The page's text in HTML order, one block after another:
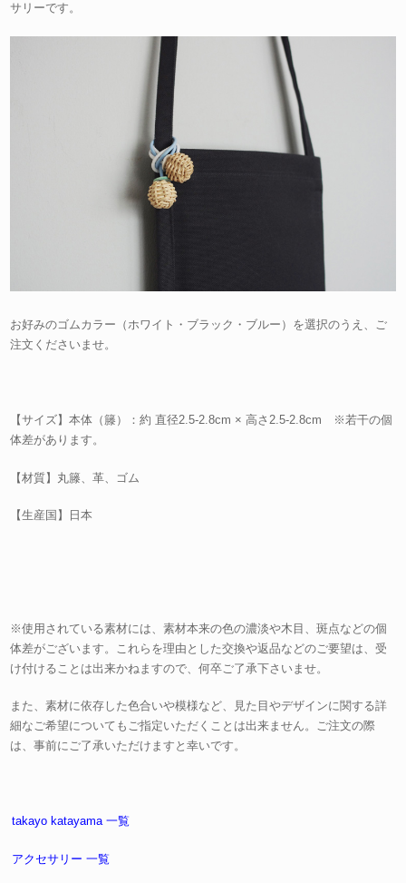
サリーです。
お好みのゴムカラー（ホワイト・ブラック・ブルー）を選択のうえ、ご
注文くださいませ。
【サイズ】本体（籐）：約 直径2.5-2.8cm × 高さ2.5-2.8cm ※若干の個
体差があります。
【材質】丸籐、革、ゴム
【生産国】日本
※使用されている素材には、素材本来の色の濃淡や木目、斑点などの個
体差がございます。これらを理由とした交換や返品などのご要望は、受
け付けることは出来かねますので、何卒ご了承下さいませ。
また、素材に依存した色合いや模様など、見た目やデザインに関する詳
細なご希望についてもご指定いただくことは出来ません。ご注文の際
は、事前にご了承いただけますと幸いです。
takayo katayama 一覧
アクセサリー 一覧